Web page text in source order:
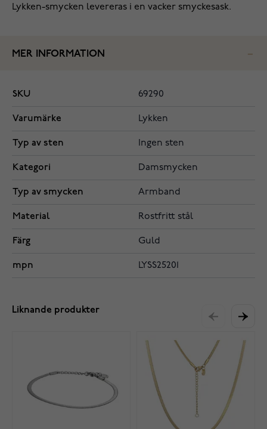
Lykken-smycken levereras i en vacker smyckesask.
MER INFORMATION
SKU 69290
Varumärke Lykken
Typ av sten Ingen sten
Kategori Damsmycken
Typ av smycken Armband
Material Rostfritt stål
Färg Guld
mpn LYSS25201
Liknande produkter